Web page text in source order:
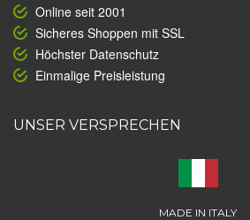
Online seit 2001
Sicheres Shoppen mit SSL
Höchster Datenschutz
Einmalige Preisleistung
UNSER VERSPRECHEN
MADE IN ITALY